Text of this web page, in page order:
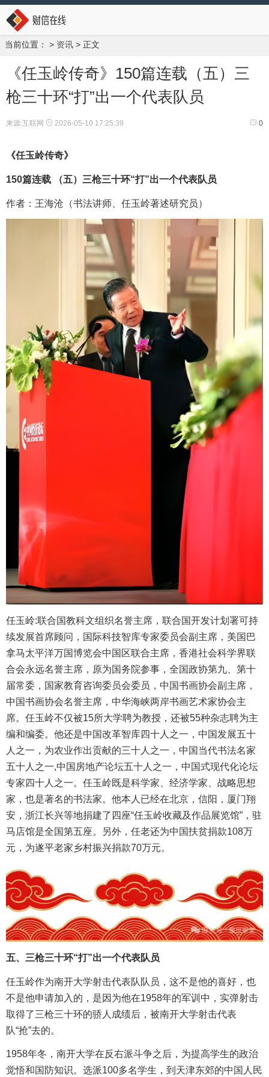
当前位置： > 资讯 > 正文
《任玉岭传奇》150篇连载（五）三
枪三十环“打”出一个代表队员
0
来源:互联网 2026-05-10 17:25:39
《任玉岭传奇》
150篇连载 （五）三枪三十环“打”出一个代表队员
作者：王海沧（书法讲师、任玉岭著述研究员）
任玉岭:联合国教科文组织名誉主席，联合国开发计划署可持
续发展首席顾问，国际科技智库专家委员会副主席，美国巴
拿马太平洋万国博览会中国区联合主席，香港社会科学界联
合会永远名誉主席，原为国务院参事，全国政协第九、第十
届常委，国家教育咨询委员会委员，中国书画协会副主席，
中国书画协会名誉主席，中华海峡两岸书画艺术家协会主
席。任玉岭不仅被15所大学聘为教授，还被55种杂志聘为主
编和编委。他还是中国改革智库四十人之一，中国发展五十
人之一，为农业作出贡献的三十人之一，中国当代书法名家
五十人之一,中国房地产论坛五十人之一，中国式现代化论坛
专家四十人之一。任玉岭既是科学家、经济学家、战略思想
家，也是著名的书法家。他本人已经在北京，信阳，厦门翔
安，浙江长兴等地捐建了四座“任玉岭收藏及作品展览馆”，驻
马店馆是全国第五座。另外，任老还为中国扶贫捐款108万
元，为遂平老家乡村振兴捐款70万元。
五、三枪三十环“打”出一个代表队员
任玉岭作为南开大学射击代表队队员，这不是他的喜好，也
不是他申请加入的，是因为他在1958年的军训中，实弹射击
取得了三枪三十环的骄人成绩后，被南开大学射击代表
队“抢”去的。
1958年冬，南开大学在反右派斗争之后，为提高学生的政治
觉悟和国防知识。选派100多名学生，到天津东郊的中国人民